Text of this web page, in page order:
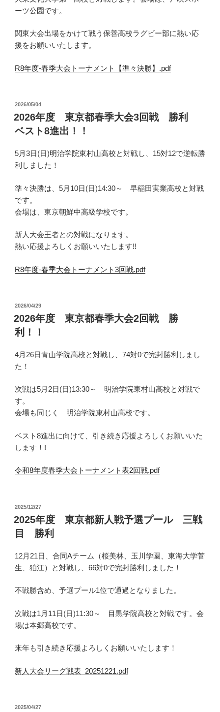
ーツ公園です。
関東大会出場をかけて戦う保善高校ラグビー部に熱い応
援をお願いいたします。
R8年度-春季大会トーナメント【準々決勝】.pdf
投
稿
日:
2026/05/04
2026年度 東京都春季大会3回戦 勝利
ベスト8進出！！
5月3日(日)明治学院東村山高校と対戦し、15対12で逆転勝
利しました！
準々決勝は、5月10日(日)14:30～ 早稲田実業高校と対戦
です。
会場は、東京朝鮮中高級学校です。
新人大会王者との対戦になります。
熱い応援よろしくお願いいたします!!
R8年度-春季大会トーナメント3回戦.pdf
投
稿
日:
2026/04/29
2026年度 東京都春季大会2回戦 勝
利！！
4月26日青山学院高校と対戦し、74対0で完封勝利しまし
た！
次戦は5月2日(日)13:30～ 明治学院東村山高校と対戦で
す。
会場も同じく 明治学院東村山高校です。
ベスト8進出に向けて、引き続き応援よろしくお願いいた
します！!
令和8年度春季大会トーナメント表2回戦.pdf
投
稿
日:
2025/12/27
2025年度 東京都新人戦予選プール 三戦
目 勝利
12月21日、合同Aチーム（桜美林、玉川学園、東海大学菅
生、狛江）と対戦し、66対0で完封勝利しました！
不戦勝含め、予選プール1位で通過となりました。
次戦は1月11日(日)11:30～ 目黒学院高校と対戦です。会
場は本郷高校です。
来年も引き続き応援よろしくお願いいたします！
新人大会リーグ戦表_20251221.pdf
投
2025/04/27